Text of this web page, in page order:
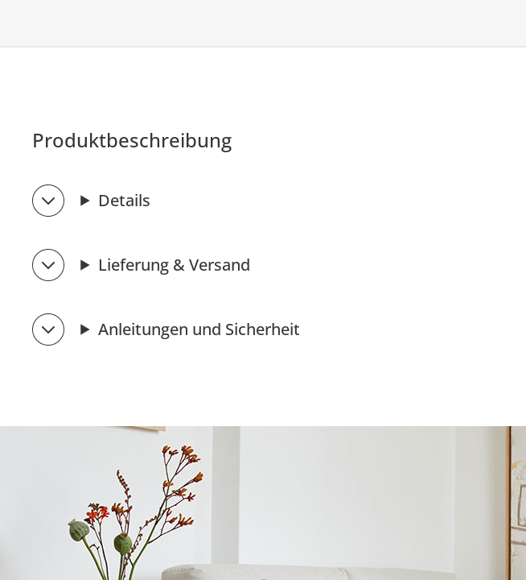
Produktbeschreibung
Details
Lieferung & Versand
Anleitungen und Sicherheit